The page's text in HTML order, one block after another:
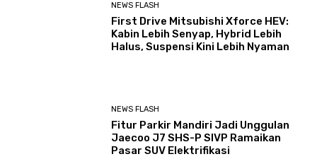
NEWS FLASH
First Drive Mitsubishi Xforce HEV:
Kabin Lebih Senyap, Hybrid Lebih
Halus, Suspensi Kini Lebih Nyaman
NEWS FLASH
Fitur Parkir Mandiri Jadi Unggulan
Jaecoo J7 SHS-P SIVP Ramaikan
Pasar SUV Elektrifikasi